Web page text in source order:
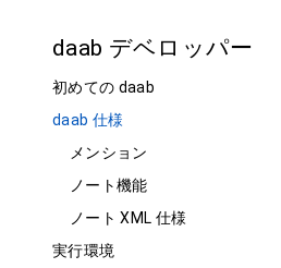
daab デベロッパー
初めての daab
daab 仕様
メンション
ノート機能
ノート XML 仕様
実行環境